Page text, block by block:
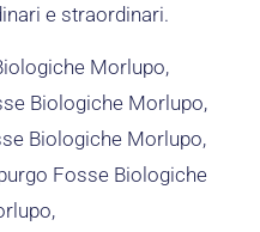
e straordinari.
Morlupo,
Biologiche Morlupo,
Biologiche Morlupo,
Fosse Biologiche